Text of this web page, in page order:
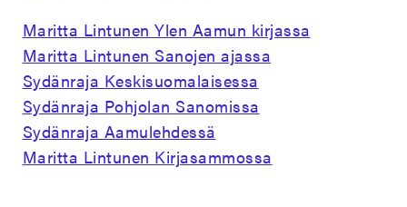
Maritta Lintunen Ylen Aamun kirjassa
Maritta Lintunen Sanojen ajassa
Sydänraja Keskisuomalaisessa
Sydänraja Pohjolan Sanomissa
Sydänraja Aamulehdessä
Maritta Lintunen Kirjasammossa